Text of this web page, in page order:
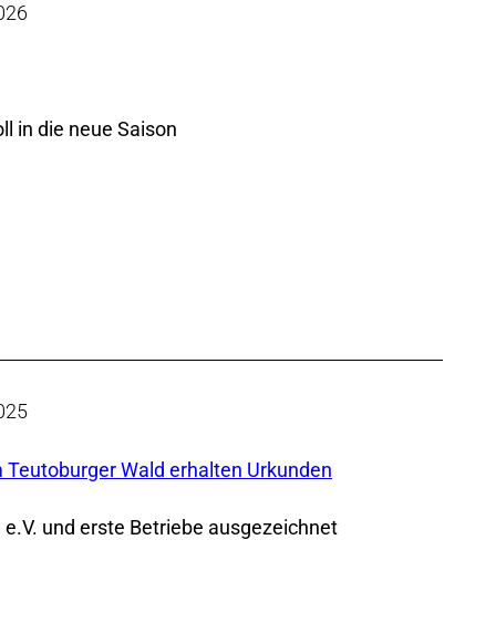
in die neue Saison
Wald erhalten Urkunden
und erste Betriebe ausgezeichnet